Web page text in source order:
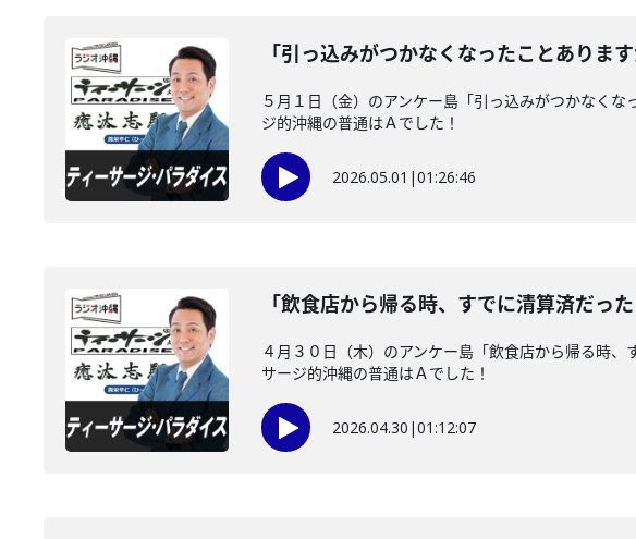
「引っ込みがつかなくなったことあります
５月１日（金）のアンケー島「引っ込みがつかなく
ジ的沖縄の普通はＡでした！
2026.05.01 |01:26:46
「飲食店から帰る時、すでに清算済だっ
４月３０日（木）のアンケー島「飲食店から帰る時
サージ的沖縄の普通はＡでした！
2026.04.30 |01:12:07